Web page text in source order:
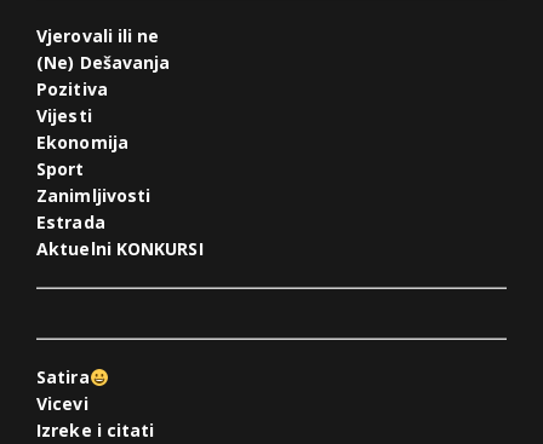
Vjerovali ili ne
(Ne) Dešavanja
Pozitiva
Vijesti
Ekonomija
Sport
Zanimljivosti
Estrada
Aktuelni KONKURSI
Satira
Vicevi
Izreke i citati